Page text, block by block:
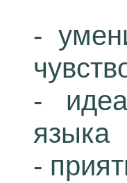
-
-
языка
-